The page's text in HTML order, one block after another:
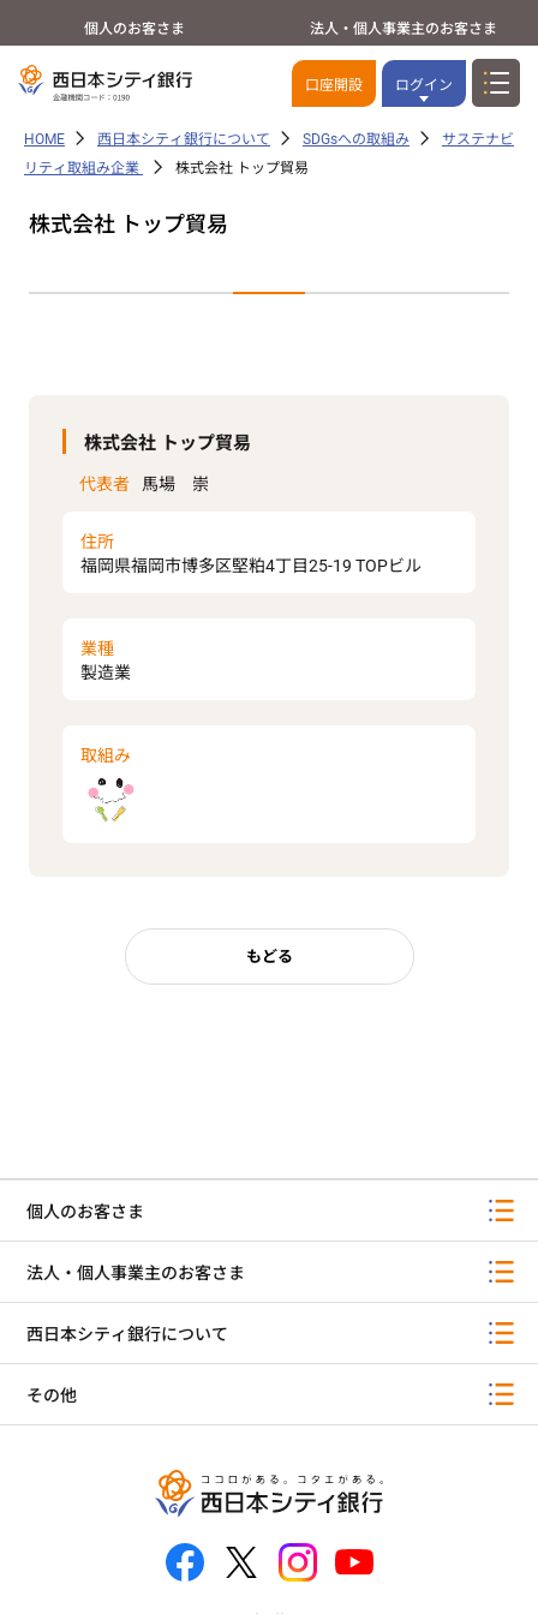
個人のお客さま 法人・個人事業主のお客さま
口座開設 ログイン
HOME 西日本シティ銀行について SDGsへの取組み
サステナビ
リティ取組み企業
株式会社 トップ貿易
株式会社 トップ貿易
株式会社 トップ貿易
代表者 馬場 崇
住所
福岡県福岡市博多区堅粕4丁目25-19 TOPビル
業種
製造業
取組み
もどる
個人のお客さま
法人・個人事業主のお客さま
西日本シティ銀行について
その他